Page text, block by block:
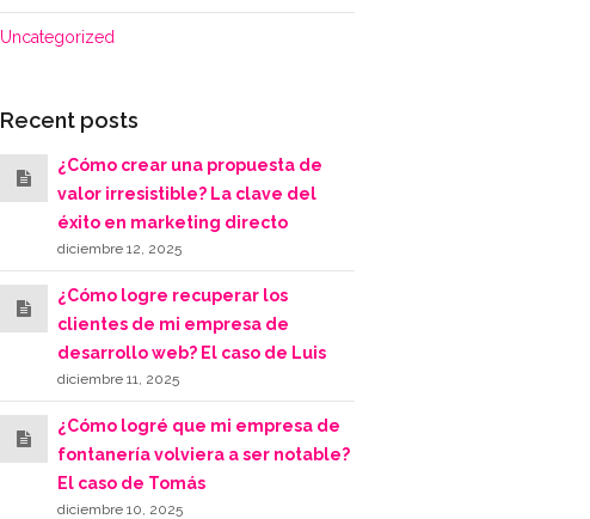
Uncategorized
Recent posts
¿Cómo crear una propuesta de
valor irresistible? La clave del
éxito en marketing directo
diciembre 12, 2025
¿Cómo logre recuperar los
clientes de mi empresa de
desarrollo web? El caso de Luis
diciembre 11, 2025
¿Cómo logré que mi empresa de
fontanería volviera a ser notable?
El caso de Tomás
diciembre 10, 2025